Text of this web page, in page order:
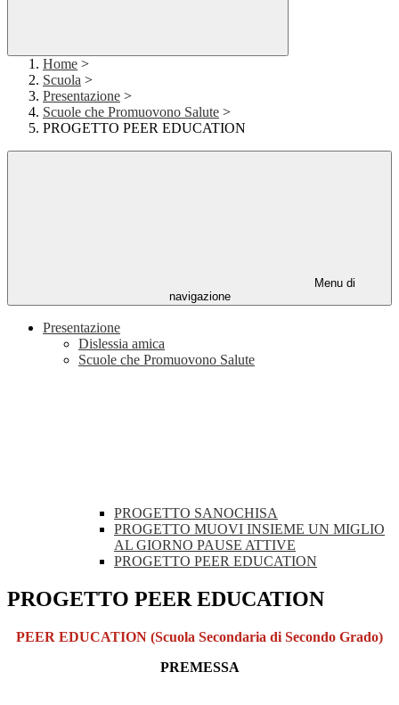
Home >
Scuola >
Presentazione >
Scuole che Promuovono Salute >
PROGETTO PEER EDUCATION
Menu di
navigazione
Presentazione
Dislessia amica
Scuole che Promuovono Salute
PROGETTO SANOCHISA
PROGETTO MUOVI INSIEME UN MIGLIO
AL GIORNO PAUSE ATTIVE
PROGETTO PEER EDUCATION
PROGETTO PEER EDUCATION
PEER EDUCATION (Scuola Secondaria di Secondo Grado)
PREMESSA